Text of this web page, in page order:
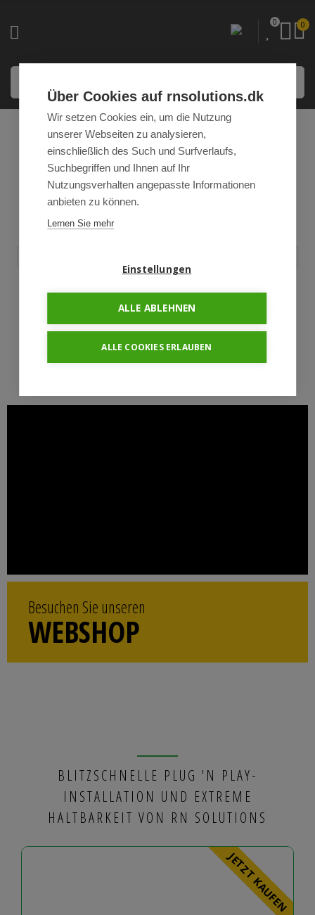
0 0
EXPERTEN FÜR
BELEUCHTUNGSLÖSUNG
EN FÜR
INDUSTRIE
LÖSUNGEN ANSEHEN
Besuchen Sie unseren
WEBSHOP
BLITZSCHNELLE PLUG 'N PLAY-
INSTALLATION UND EXTREME
HALTBARKEIT VON RN SOLUTIONS
JETZT KAUFEN
Über Cookies auf rnsolutions.dk
Wir setzen Cookies ein, um die Nutzung
unserer Webseiten zu analysieren,
einschließlich des Such und Surfverlaufs,
Suchbegriffen und Ihnen auf Ihr
Nutzungsverhalten angepasste Informationen
anbieten zu können.
Lernen Sie mehr
Einstellungen
ALLE ABLEHNEN
ALLE COOKIES ERLAUBEN